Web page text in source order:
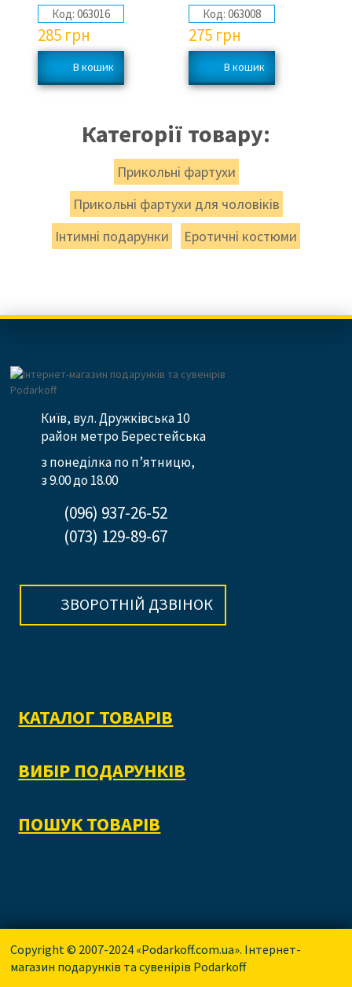
Код: 063016
285 грн
Код: 063008
275 грн
Категорії товару:
Прикольні фартухи
Прикольні фартухи для чоловіків
Інтимні подарунки
Еротичні костюми
Київ, вул. Дружківська 10
район метро Берестейська
з понеділка по п’ятницю,
з 9.00 до 18.00
(096) 937-26-52
(073) 129-89-67
ЗВОРОТНІЙ ДЗВІНОК
КАТАЛОГ ТОВАРІВ
ВИБІР ПОДАРУНКІВ
ПОШУК ТОВАРІВ
Copyright © 2007-2024 «Podarkoff.com.ua». Інтернет-
магазин подарунків та сувенірів Podarkoff